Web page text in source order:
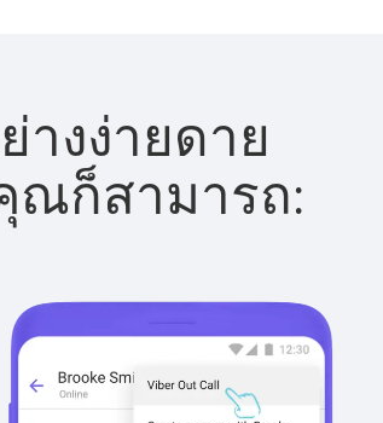
างง่ายดาย
ณก็สามารถ: